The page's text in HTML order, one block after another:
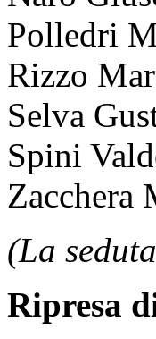
Polledri
Rizzo
Selva
Spini
Zacchera
(La
Ripresa